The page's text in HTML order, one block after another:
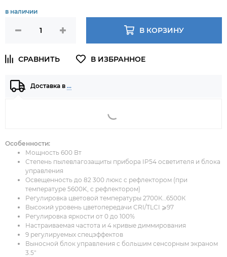
в наличии
В КОРЗИНУ
Доставка в …
Особенности:
Мощность 600 Вт
Степень пылевлагозащиты прибора IP54 осветителя и блока
управления
Освещенность до 82 300 люкс с рефлектором (при
температуре 5600K, с рефлектором)
Регулировка цветовой температуры 2700К…6500К
Высокий уровень цветопередачи CRI/TLCI ⩾97
Регулировка яркости от 0 до 100%
Настраиваемая частота и 4 кривые диммирования
9 регулируемых спецэффектов
Выносной блок управления с большим сенсорным экраном
3.5"